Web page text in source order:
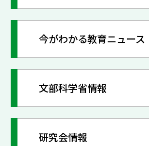
今がわかる教育ニュース
文部科学省情報
研究会情報